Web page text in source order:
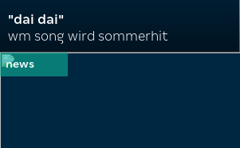
"dai dai"
wm song wird sommerhit